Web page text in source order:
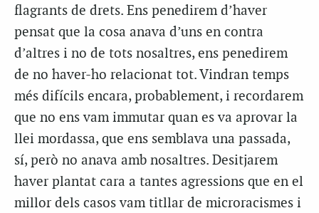
flagrants de drets. Ens penedirem d’haver
pensat que la cosa anava d’uns en contra
d’altres i no de tots nosaltres, ens penedirem
de no haver-ho relacionat tot. Vindran temps
més difícils encara, probablement, i recordarem
que no ens vam immutar quan es va aprovar la
llei mordassa, que ens semblava una passada,
sí, però no anava amb nosaltres. Desitjarem
haver plantat cara a tantes agressions que en el
millor dels casos vam titllar de microracismes i